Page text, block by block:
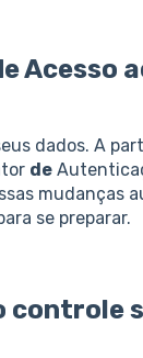
Acesso
dados. A
de
mudanças
se preparar.